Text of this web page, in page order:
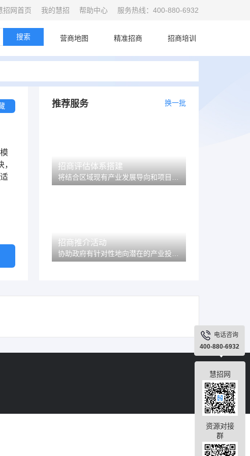
招网首页 我的慧招 帮助中心 服务热线：400-880-6932
首页 营商地图 精准招商 招商培训
搜索
推荐服务 换一批
招商评估体系搭建
招商推介活动
电话咨询
400-880-6932
慧招网
资源对接
群